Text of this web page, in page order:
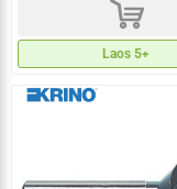
d
Laos 5+